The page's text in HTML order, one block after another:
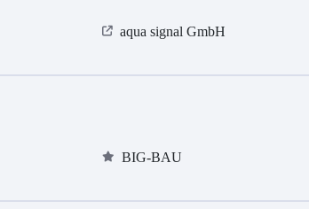
aqua signal GmbH
BIG-BAU